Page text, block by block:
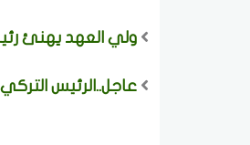
ولي العهد يهنئ
عاجل..الرئيس